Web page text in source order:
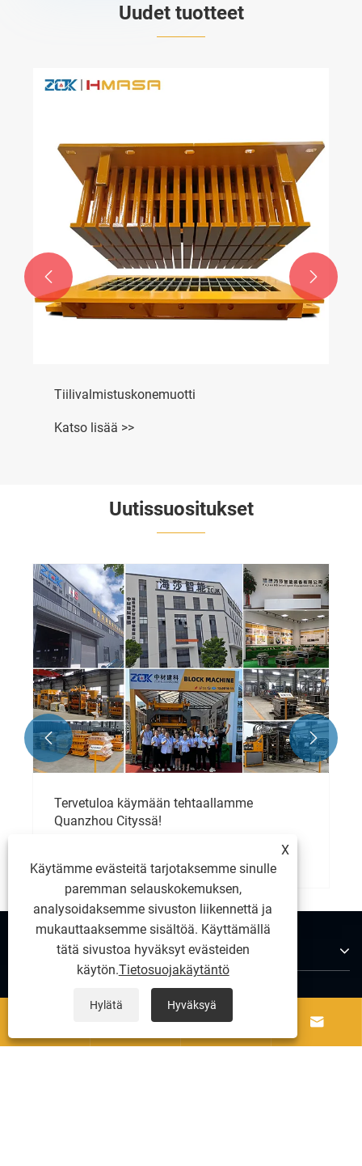
Uudet tuotteet
Tiilivalmistuskonemuotti
Katso lisää >>
 
Uutissuositukset
Tervetuloa käymään tehtaallamme
Quanzhou Cityssä!
 
Tietoja meistä
 
X
Käytämme evästeitä tarjotaksemme sinulle
paremman selauskokemuksen,
analysoidaksemme sivuston liikennettä ja
mukauttaaksemme sisältöä. Käyttämällä
tätä sivustoa hyväksyt evästeiden
käytön.Tietosuojakäytäntö
Hylätä Hyväksyä